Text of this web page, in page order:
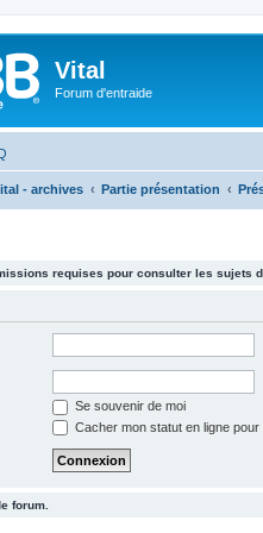
Vital
Forum d'entraide
- archives Partie présentation
requises pour consulter les sujets
Se souvenir de moi
Cacher mon statut en ligne
forum.